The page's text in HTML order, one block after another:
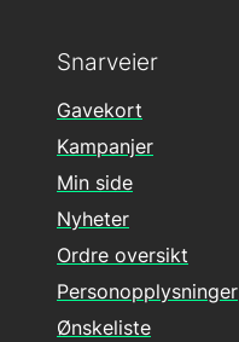
Snarveier
Gavekort
Kampanjer
Min side
Nyheter
Ordre oversikt
Personopplysninger
Ønskeliste